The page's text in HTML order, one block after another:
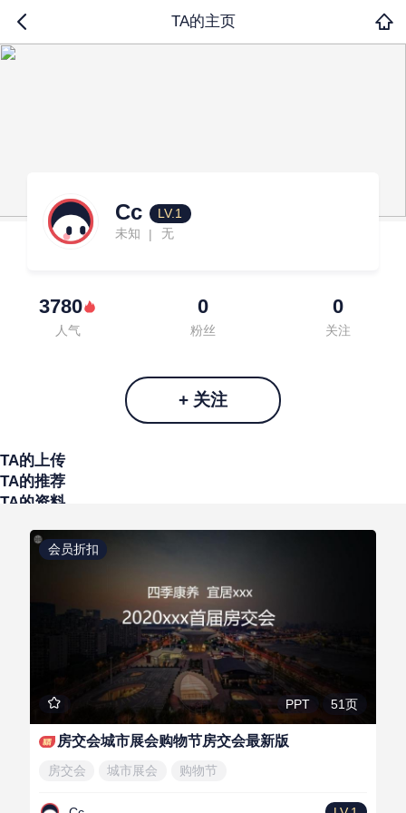
TA的主页
Cc
LV.1
未知
| 无
3780
人气
0
粉丝
0
关注
+ 关注
TA的上传
TA的推荐
TA的资料
会员折扣
PPT 51页
房交会城市展会购物节房交会最新版
房交会 城市展会 购物节